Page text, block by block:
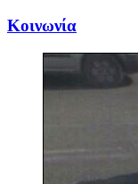
Κοινωνία